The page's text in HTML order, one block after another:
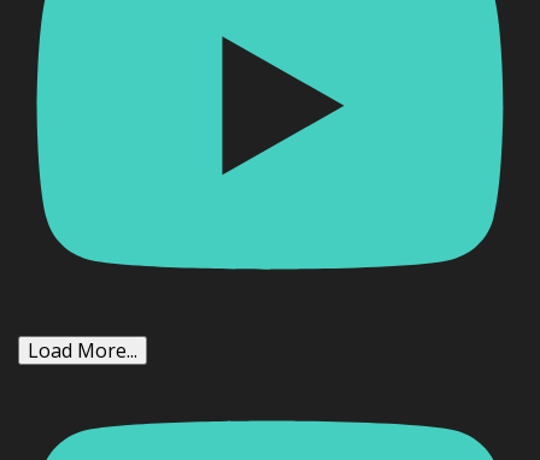
Load More...